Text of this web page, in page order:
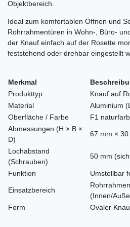
Objektbereich.
Ideal zum komfortablen Öffnen und
Rohrrahmentüren in Wohn-, Büro-
der Knauf einfach auf der Rosette
feststehend oder drehbar eingestellt
Merkmal
Produkttyp
Knauf auf
Material
Aluminium
Oberfläche / Farbe
F1
Abmessungen (H × B ×
D)
67 mm ×
Lochabstand
(Schrauben)
50 mm
Funktion Umstellbar
Einsatzbereich
(Innen/
Form
Ovaler